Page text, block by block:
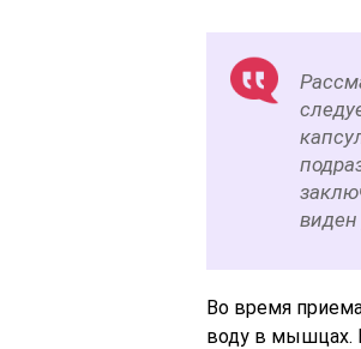
виден
Во время
воду в мышцах.